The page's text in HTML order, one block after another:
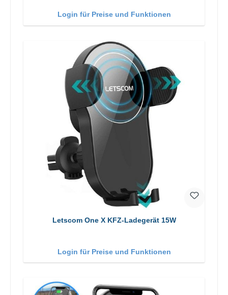
Login für Preise und Funktionen
Letscom One X KFZ-Ladegerät 15W
Login für Preise und Funktionen